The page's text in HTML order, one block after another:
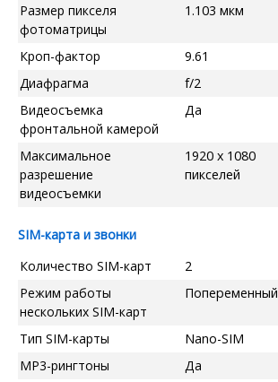
Размер пикселя
фотоматрицы
1.103 мкм
Кроп-фактор 9.61
Диафрагма
f/2
Видеосъемка
фронтальной камерой
Да
Максимальное
разрешение
видеосъемки
1920 x 1080
пикселей
SIM-карта и звонки
Количество SIM-карт
2
Режим работы
нескольких SIM-карт
Попеременный
Тип SIM-карты Nano-SIM
MP3-рингтоны
Да